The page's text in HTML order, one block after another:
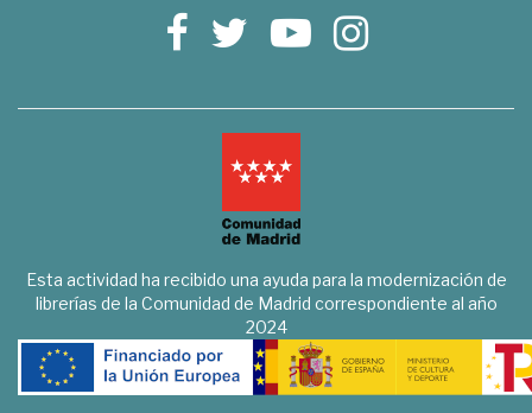
Esta actividad ha recibido una ayuda para la modernización de
librerías de la Comunidad de Madrid correspondiente al año
2024